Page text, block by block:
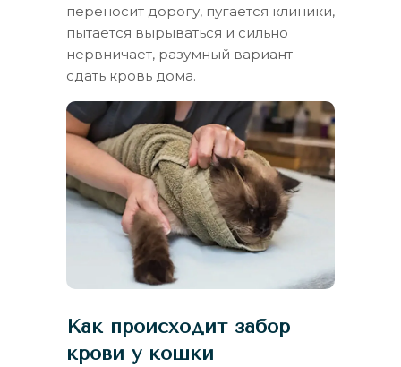
переносит дорогу, пугается клиники,
пытается вырываться и сильно
нервничает, разумный вариант —
сдать кровь дома.
Как происходит забор
крови у кошки